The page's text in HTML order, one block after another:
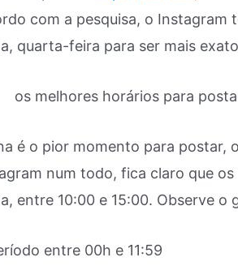
com a pesquisa, o Instagram
quarta-feira para ser mais
é o pior momento para postar,
num todo, fica claro que
entre 10:00 e 15:00. Observe o
entre 00h e 11:59